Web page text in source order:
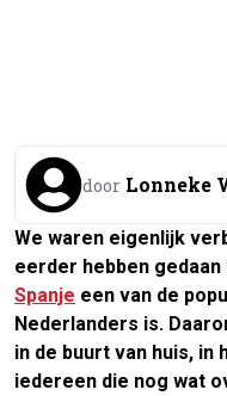
door Lonneke
We waren eigenlijk
eerder hebben
Spanje een van de
Nederlanders is.
in de buurt van huis, in
iedereen die nog wat